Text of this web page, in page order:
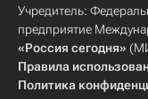
Учредитель:
предприятие
«Россия сегодня»
Правила
Политика